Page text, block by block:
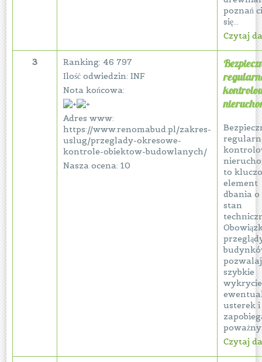
poznań
się...
Czytaj
3
Ranking: 46 797
Ilość odwiedzin: INF
Nota końcowa:
Adres www:
https://www.renomabud.pl/zakres-
uslug/przeglady-okresowe-
kontrole-obiektow-budowlanych/
Nasza ocena: 10
to
element
dbania o
stan
szybkie
wykrycie
usterek i
Czytaj